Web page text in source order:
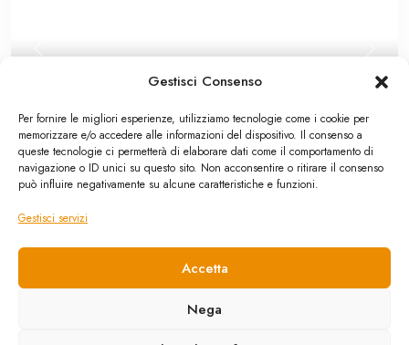
Gestisci Consenso
Per fornire le migliori esperienze, utilizziamo tecnologie come i cookie per
memorizzare e/o accedere alle informazioni del dispositivo. Il consenso a
queste tecnologie ci permetterà di elaborare dati come il comportamento di
navigazione o ID unici su questo sito. Non acconsentire o ritirare il consenso
può influire negativamente su alcune caratteristiche e funzioni.
Gestisci servizi
Accetta
Nega
Previous Next
Villa,In vendita
Termini Imerese: villa contrada Tonnarella
70,000 €
Villetta panoramica a 3 km dal centro abitato, ampio spazio esterno